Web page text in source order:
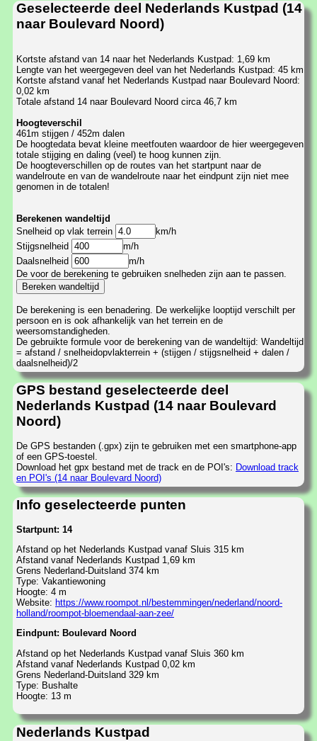
Geselecteerde deel Nederlands Kustpad (14
naar Boulevard Noord)
Kortste afstand van 14 naar het Nederlands Kustpad: 1,69 km
Lengte van het weergegeven deel van het Nederlands Kustpad: 45 km
Kortste afstand vanaf het Nederlands Kustpad naar Boulevard Noord:
0,02 km
Totale afstand 14 naar Boulevard Noord circa 46,7 km
Hoogteverschil
461m stijgen / 452m dalen
De hoogtedata bevat kleine meetfouten waardoor de hier weergegeven
totale stijging en daling (veel) te hoog kunnen zijn.
De hoogteverschillen op de routes van het startpunt naar de
wandelroute en van de wandelroute naar het eindpunt zijn niet mee
genomen in de totalen!
Berekenen wandeltijd
Snelheid op vlak terrein
km/h
Stijgsnelheid
m/h
Daalsnelheid
m/h
De voor de berekening te gebruiken snelheden zijn aan te passen.
De berekening is een benadering. De werkelijke looptijd verschilt per
persoon en is ook afhankelijk van het terrein en de
weersomstandigheden.
De gebruikte formule voor de berekening van de wandeltijd: Wandeltijd
= afstand / snelheidopvlakterrein + (stijgen / stijgsnelheid + dalen /
daalsnelheid)/2
GPS bestand geselecteerde deel
Nederlands Kustpad (14 naar Boulevard
Noord)
De GPS bestanden (.gpx) zijn te gebruiken met een smartphone-app
of een GPS-toestel.
Download het gpx bestand met de track en de POI's: Download track
en POI's (14 naar Boulevard Noord)
Info geselecteerde punten
Startpunt: 14
Afstand op het Nederlands Kustpad vanaf Sluis 315 km
Afstand vanaf Nederlands Kustpad 1,69 km
Grens Nederland-Duitsland 374 km
Type: Vakantiewoning
Hoogte: 4 m
Website: https://www.roompot.nl/bestemmingen/nederland/noord-
holland/roompot-bloemendaal-aan-zee/
Eindpunt: Boulevard Noord
Afstand op het Nederlands Kustpad vanaf Sluis 360 km
Afstand vanaf Nederlands Kustpad 0,02 km
Grens Nederland-Duitsland 329 km
Type: Bushalte
Hoogte: 13 m
Nederlands Kustpad